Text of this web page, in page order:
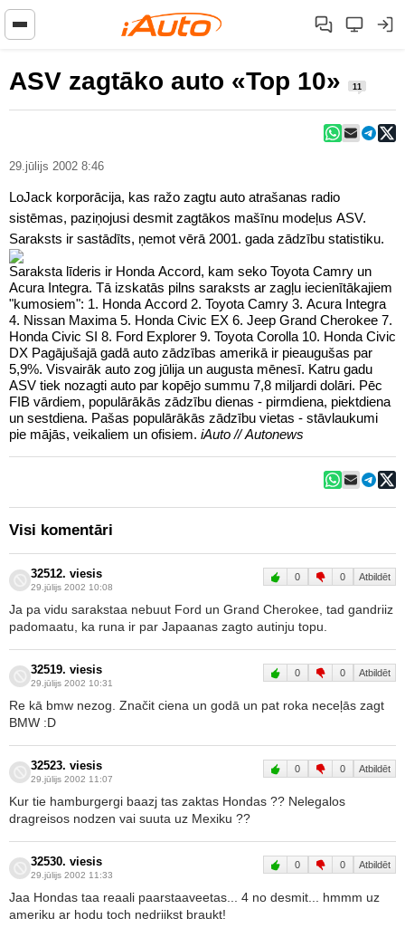
ASV zagtāko auto «Top 10» 11
29.jūlijs 2002 8:46
LoJack korporācija, kas ražo zagtu auto atrašanas radio
sistēmas, paziņojusi desmit zagtākos mašīnu modeļus ASV.
Saraksts ir sastādīts, ņemot vērā 2001. gada zādzību statistiku.
Saraksta līderis ir Honda Accord, kam seko Toyota Camry un
Acura Integra. Tā izskatās pilns saraksts ar zagļu iecienītākajiem
"kumosiem": 1. Honda Accord 2. Toyota Camry 3. Acura Integra
4. Nissan Maxima 5. Honda Civic EX 6. Jeep Grand Cherokee 7.
Honda Civic SI 8. Ford Explorer 9. Toyota Corolla 10. Honda Civic
DX Pagājušajā gadā auto zādzības amerikā ir pieaugušas par
5,9%. Visvairāk auto zog jūlija un augusta mēnesī. Katru gadu
ASV tiek nozagti auto par kopējo summu 7,8 miljardi dolāri. Pēc
FIB vārdiem, populārākās zādzību dienas - pirmdiena, piektdiena
un sestdiena. Pašas populārākās zādzību vietas - stāvlaukumi
pie mājās, veikaliem un ofisiem. iAuto // Autonews
Visi komentāri
32512. viesis
29.jūlijs 2002 10:08
0 0 Atbildēt
Ja pa vidu sarakstaa nebuut Ford un Grand Cherokee, tad gandriiz
padomaatu, ka runa ir par Japaanas zagto autinju topu.
32519. viesis
29.jūlijs 2002 10:31
0 0 Atbildēt
Re kā bmw nezog. Značit ciena un godā un pat roka neceļās zagt
BMW :D
32523. viesis
29.jūlijs 2002 11:07
0 0 Atbildēt
Kur tie hamburgergi baazj tas zaktas Hondas ?? Nelegalos
dragreisos nodzen vai suuta uz Mexiku ??
32530. viesis
29.jūlijs 2002 11:33
0 0 Atbildēt
Jaa Hondas taa reaali paarstaaveetas... 4 no desmit... hmmm uz
ameriku ar hodu toch nedriikst braukt!